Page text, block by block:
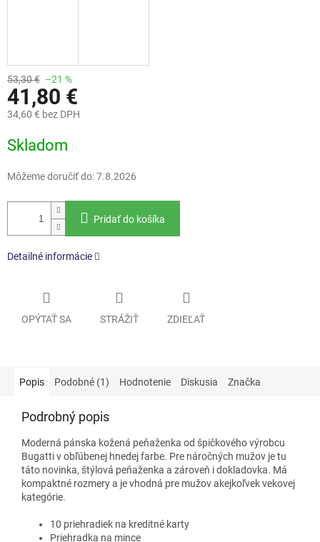
53,30 € –21 %
41,80 €
34,60 € bez DPH
cena:
Skladom
Môžeme doručiť do:7.8.2026
Pridať do košíka
Detailné informácie
OPÝTAŤ SA STRÁŽIŤ ZDIEĽAŤ
Popis Podobné (1) Hodnotenie Diskusia Značka
Podrobný popis
Moderná pánska kožená peňaženka od špičkového výrobcu
Bugatti v obľúbenej hnedej farbe. Pre náročných mužov je tu
táto novinka, štýlová peňaženka a zároveň i dokladovka. Má
kompaktné rozmery a je vhodná pre mužov akejkoľvek vekovej
kategórie.
10 priehradiek na kreditné karty
Priehradka na mince